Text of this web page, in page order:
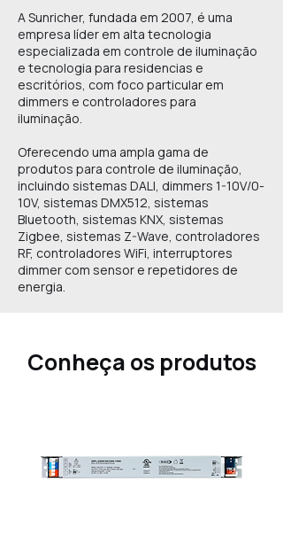
A Sunricher, fundada em 2007, é uma
empresa líder em alta tecnologia
especializada em controle de iluminação
e tecnologia para residencias e
escritórios, com foco particular em
dimmers e controladores para
iluminação.
Oferecendo uma ampla gama de
produtos para controle de iluminação,
incluindo sistemas DALI, dimmers 1-10V/0-
10V, sistemas DMX512, sistemas
Bluetooth, sistemas KNX, sistemas
Zigbee, sistemas Z-Wave, controladores
RF, controladores WiFi, interruptores
dimmer com sensor e repetidores de
energia.
Conheça os produtos